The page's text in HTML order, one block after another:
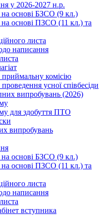
у 2026-2027 н.р.
на основі БЗСО (9 кл.)
на основі ПЗСО (11 кл.) та
листа
написання
комісію
усної співбесіди
випробувань (2026)
для здобуття ПТО
випробувань
на основі БЗСО (9 кл.)
на основі ПЗСО (11 кл.) та
листа
написання
вступника